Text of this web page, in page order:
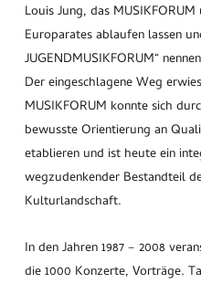
Louis Jung, das
Europarates ablaufen lassen
JUGENDMUSIKFORUM“
Der eingeschlagene Weg
MUSIKFORUM konnte sich
bewusste Orientierung an
etablieren und ist heute ein
wegzudenkender Bestandteil
Kulturlandschaft.
In den Jahren 1987 – 2008
die 1000 Konzerte, Vorträge.